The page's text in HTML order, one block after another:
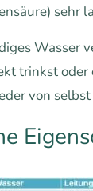
sehr
Wasser
trinkst oder
von